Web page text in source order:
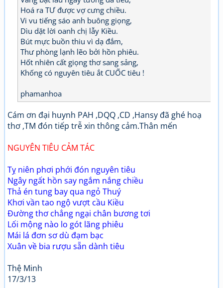
Hoá ra TƯ được vợ cưng chiều.
Vi vu tiếng sáo anh buông giọng,
Dìu dặt lời oanh chị lẫy Kiều.
Bút mực buồn thiu vì dạ đắm,
Thư phòng lạnh lẽo bởi hồn phiêu.
Hốt nhiên cất giọng thơ sang sảng,
Khống có nguyên tiêu ắt CUỐC tiêu !
phamanhoa
Cám ơn đại huynh PAH ,DQQ ,CD ,Hansy đã ghé hoạ
thơ ,TM đón tiếp trễ xin thông cảm.Thân mến
NGUYÊN TIÊU CẢM TÁC
Tỵ niên phơi phới đón nguyên tiêu
Ngây ngất hồn say ngắm nắng chiều
Thả én tung bay qua ngỏ Thuý
Khơi vần tao ngộ vượt cầu Kiều
Đường thơ chẳng ngại chân bương tơi
Lối mộng nào lo gót lãng phiêu
Mái lá đơn sơ dù đạm bạc
Xuân về bia rượu sẵn dành tiêu
Thệ Minh
17/3/13